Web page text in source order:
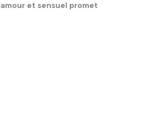
et sensuel promet